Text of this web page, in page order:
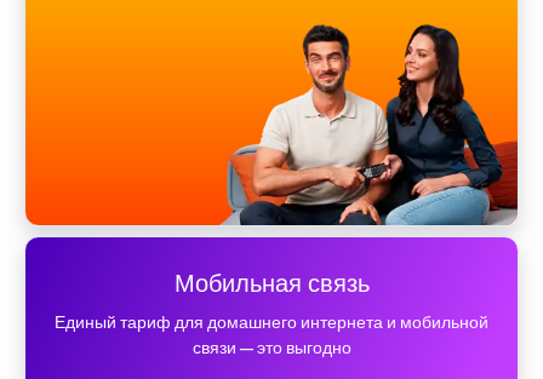
Мобильная связь
Единый тариф для домашнего интернета и мобильной
связи — это выгодно